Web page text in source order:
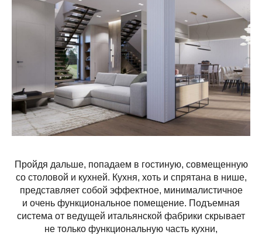
Пройдя дальше, попадаем в гостиную, совмещенную
со столовой и кухней. Кухня, хоть и спрятана в нише,
представляет собой эффектное, минималистичное
и очень функциональное помещение. Подъемная
система от ведущей итальянской фабрики скрывает
не только функциональную часть кухни,